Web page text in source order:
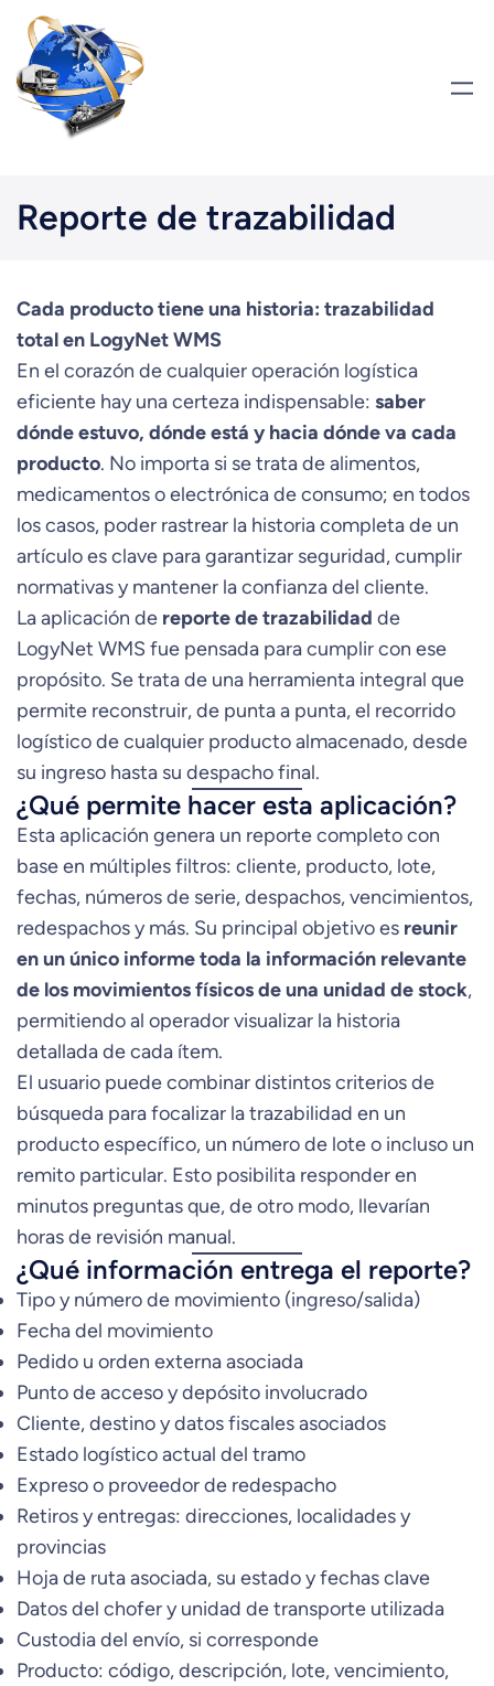
Saltar
contenido
Reporte de trazabilidad
Cada producto tiene una historia: trazabilidad
total en LogyNet WMS
En el corazón de cualquier operación logística
eficiente hay una certeza indispensable: saber
dónde estuvo, dónde está y hacia dónde va cada
producto. No importa si se trata de alimentos,
medicamentos o electrónica de consumo; en todos
los casos, poder rastrear la historia completa de un
artículo es clave para garantizar seguridad, cumplir
normativas y mantener la confianza del cliente.
La aplicación de reporte de trazabilidad de
LogyNet WMS fue pensada para cumplir con ese
propósito. Se trata de una herramienta integral que
permite reconstruir, de punta a punta, el recorrido
logístico de cualquier producto almacenado, desde
su ingreso hasta su despacho final.
¿Qué permite hacer esta aplicación?
Esta aplicación genera un reporte completo con
base en múltiples filtros: cliente, producto, lote,
fechas, números de serie, despachos, vencimientos,
redespachos y más. Su principal objetivo es reunir
en un único informe toda la información relevante
de los movimientos físicos de una unidad de stock,
permitiendo al operador visualizar la historia
detallada de cada ítem.
El usuario puede combinar distintos criterios de
búsqueda para focalizar la trazabilidad en un
producto específico, un número de lote o incluso un
remito particular. Esto posibilita responder en
minutos preguntas que, de otro modo, llevarían
horas de revisión manual.
¿Qué información entrega el reporte?
Tipo y número de movimiento (ingreso/salida)
Fecha del movimiento
Pedido u orden externa asociada
Punto de acceso y depósito involucrado
Cliente, destino y datos fiscales asociados
Estado logístico actual del tramo
Expreso o proveedor de redespacho
Retiros y entregas: direcciones, localidades y
provincias
Hoja de ruta asociada, su estado y fechas clave
Datos del chofer y unidad de transporte utilizada
Custodia del envío, si corresponde
Producto: código, descripción, lote, vencimiento,